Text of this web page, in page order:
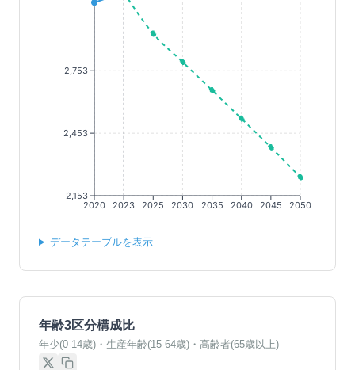
2020 2023 2025 2030 2035 2040 2045 2050
2,153
2,453
2,753
データテーブルを表示
年齢3区分構成比
年少(0-14歳)・生産年齢(15-64歳)・高齢者(65歳以上)